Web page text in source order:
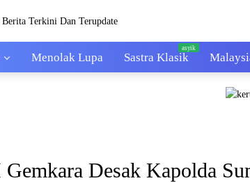
Menolak Lupa Sastra Klasik
Desak Kapolda